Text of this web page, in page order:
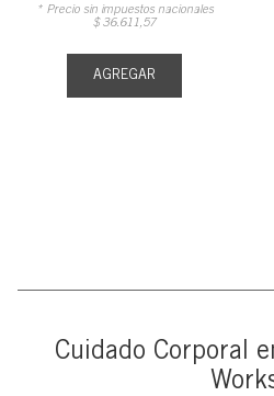
* Precio sin impuestos nacionales
$ 36. 611 57
AGREGAR
Cuidado Corporal